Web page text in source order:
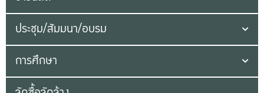
ประชุม/สัมมนา/อบรม
การศึกษา